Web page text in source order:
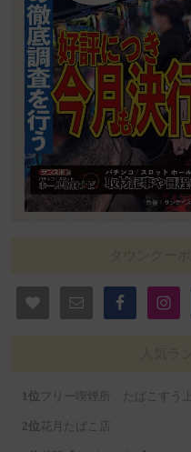
フリー喫煙所 たばこすう
花月たばこ店